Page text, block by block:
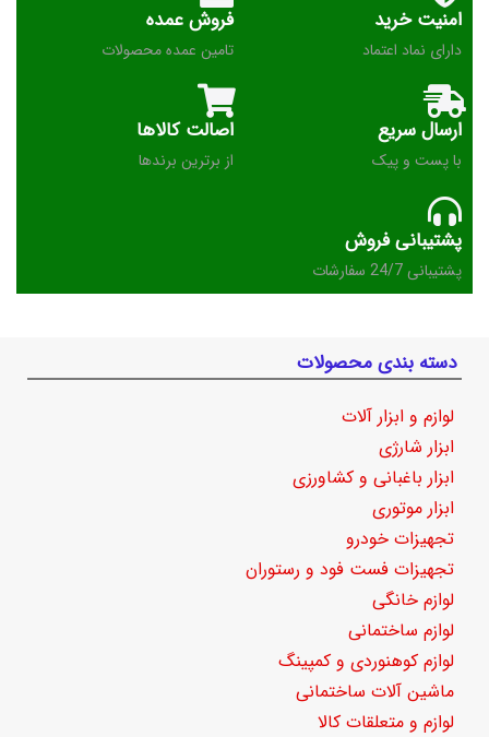
امنیت خرید
دارای نماد اعتماد
فروش عمده
تامین عمده محصولات
ارسال سریع
با پست و پیک
اصالت کالاها
از برترین برندها
پشتیبانی فروش
پشتیبانی 24/7 سفارشات
دسته بندی محصولات
لوازم و ابزار آلات
ابزار شارژی
ابزار باغبانی و کشاورزی
ابزار موتوری
تجهیزات خودرو
تجهیزات فست فود و رستوران
لوازم خانگی
لوازم ساختمانی
لوازم کوهنوردی و کمپینگ
ماشین آلات ساختمانی
لوازم و متعلقات کالا